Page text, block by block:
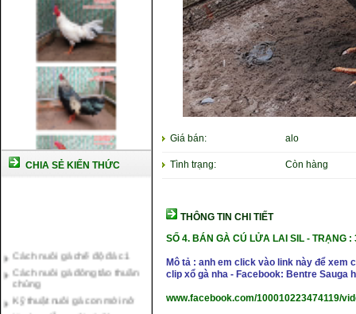
CHIA SẺ KIẾN THỨC
Cách nuôi gà đông tảo thuần
chủng
Kỹ thuật nuôi gà con mới nở
Hướng dẫn nuôi gà đá
Giá bán: alo
Tình trạng: Còn hàng
THÔNG TIN CHI TIẾT
SỐ 4. BÁN GÀ CÚ LỬA LAI SIL - TRẠNG :
Mô tả : anh em click vào link này để xem
clip xổ gà nha - Facebook: Bentre Sauga
www.facebook.com/100010223474119/